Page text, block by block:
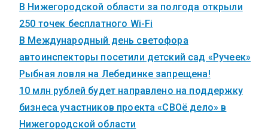
В Нижегородской области за полгода открыли
250 точек бесплатного Wi-Fi
В Международный день светофора
автоинспекторы посетили детский сад «Ручеек»
Рыбная ловля на Лебединке запрещена!
10 млн рублей будет направлено на поддержку
бизнеса участников проекта «СВОё дело» в
Нижегородской области